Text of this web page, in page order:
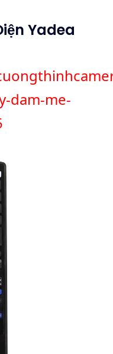
Yadea
dam-me-